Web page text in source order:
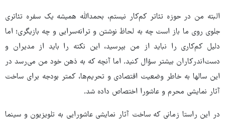
البته من در حوزه تئاتر کم‌کار نیستم، بحمدالله همیشه یک سفره تئاتری
جلوی روی ما باز است چه به لحاظ نوشتن و ترانه‌سرایی و چه بازیگری؛ اما
دلیل کم‌کاری را نباید از من بپرسید، این نکته را باید از مدیران و
دست‌اندرکاران بیشتر سؤال کنید. اما آنچه که به ذهن خود من می‌رسد در
این سالها به خاطر وضعیت اقتصادی و تحریم‌ها، کمتر بودجه برای ساخت
آثار نمایشی محرم و عاشورا اختصاص داده شد.
در این راستا زمانی که ساخت آثار نمایشی عاشورایی به تلویزیون و سینما